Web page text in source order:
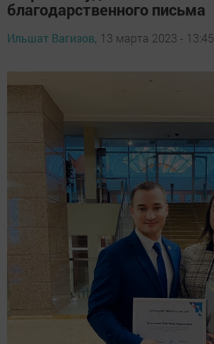
благодарственного письма
Ильшат Вагизов, 13 марта 2023 - 13:45